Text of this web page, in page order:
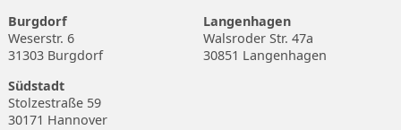
Burgdorf
Weserstr. 6
31303 Burgdorf
Langenhagen
Walsroder Str. 47a
30851 Langenhagen
Südstadt
Stolzestraße 59
30171 Hannover